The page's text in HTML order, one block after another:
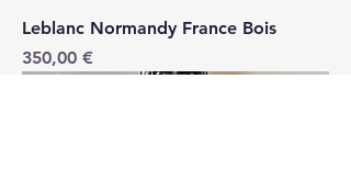
Leblanc Normandy France Bois
Price
350,00 €